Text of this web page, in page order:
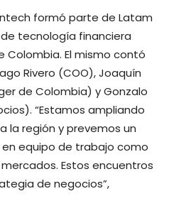
formó parte de Latam
tecnología financiera
El mismo contó
Rivero (COO), Joaquín
de Colombia) y Gonzalo
“Estamos ampliando
la región y prevemos un
equipo de trabajo como
Estos encuentros
de negocios”,